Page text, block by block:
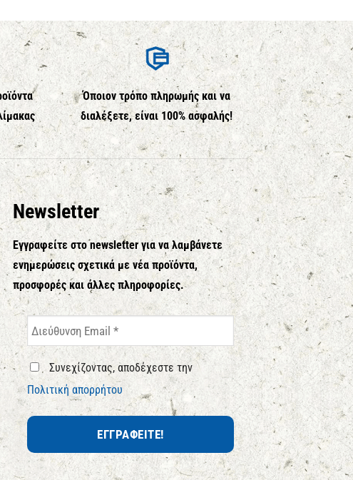
Όποιον τρόπο πληρωμής και να
διαλέξετε, είναι 100% ασφαλής!
Newsletter
Εγγραφείτε στο newsletter για να λαμβάνετε
ενημερώσεις σχετικά με νέα προϊόντα,
προσφορές και άλλες πληροφορίες.
Συνεχίζοντας, αποδέχεστε την
Πολιτική απορρήτου